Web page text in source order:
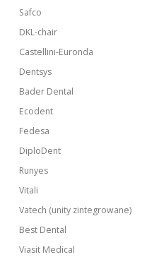
Safco
DKL-chair
Castellini-Euronda
Dentsys
Bader Dental
Ecodent
Fedesa
DiploDent
Runyes
Vitali
Vatech (unity zintegrowane)
Best Dental
Viasit Medical